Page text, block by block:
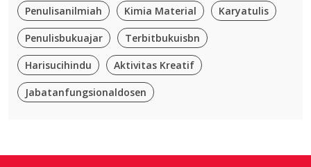
Penulisanilmiah Kimia Material Karyatulis
Penulisbukuajar Terbitbukuisbn
Harisucihindu Aktivitas Kreatif
Jabatanfungsionaldosen